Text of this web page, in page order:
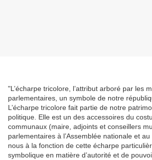
"L’écharpe tricolore, l’attribut arboré par les
parlementaires, un symbole de notre
L’écharpe tricolore fait partie de notre
politique. Elle est un des accessoires du
communaux (maire, adjoints et conseillers
parlementaires à l’Assemblée nationale et
nous à la fonction de cette écharpe
symbolique en matière d’autorité et de